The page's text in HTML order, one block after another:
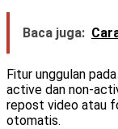
Baca juga:
Fitur unggulan
active dan non-
repost video atau
otomatis.